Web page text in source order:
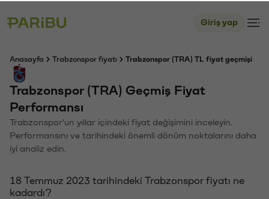
Giriş yap
Anasayfa Trabzonspor fiyatı Trabzonspor (TRA) TL fiyat geçmişi
Trabzonspor (TRA) Geçmiş Fiyat
Performansı
Trabzonspor'un yıllar içindeki fiyat değişimini inceleyin.
Performansını ve tarihindeki önemli dönüm noktalarını daha
iyi analiz edin.
18 Temmuz 2023 tarihindeki Trabzonspor fiyatı ne
kadardı?